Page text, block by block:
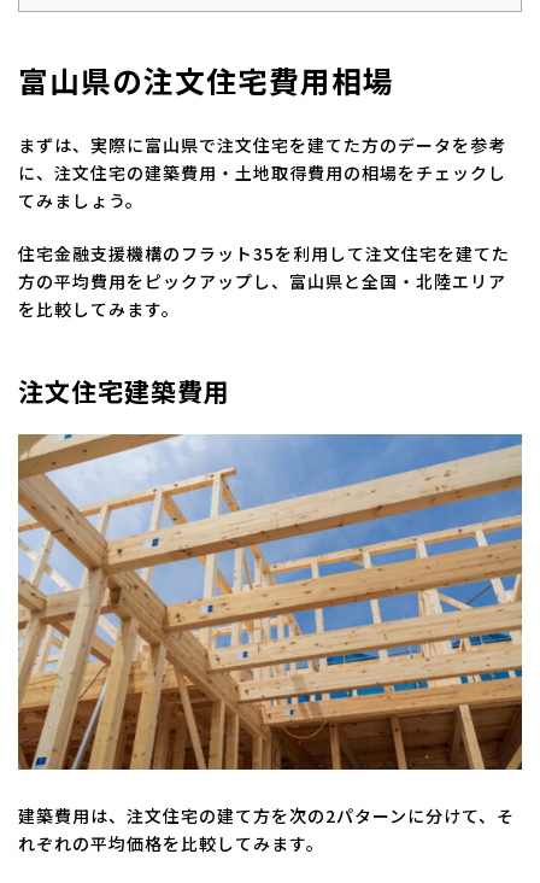
富山県の注文住宅費用相場
まずは、実際に富山県で注文住宅を建てた方のデータを参考
に、注文住宅の建築費用・土地取得費用の相場をチェックし
てみましょう。
住宅金融支援機構のフラット35を利用して注文住宅を建てた
方の平均費用をピックアップし、富山県と全国・北陸エリア
を比較してみます。
注文住宅建築費用
建築費用は、注文住宅の建て方を次の2パターンに分けて、そ
れぞれの平均価格を比較してみます。